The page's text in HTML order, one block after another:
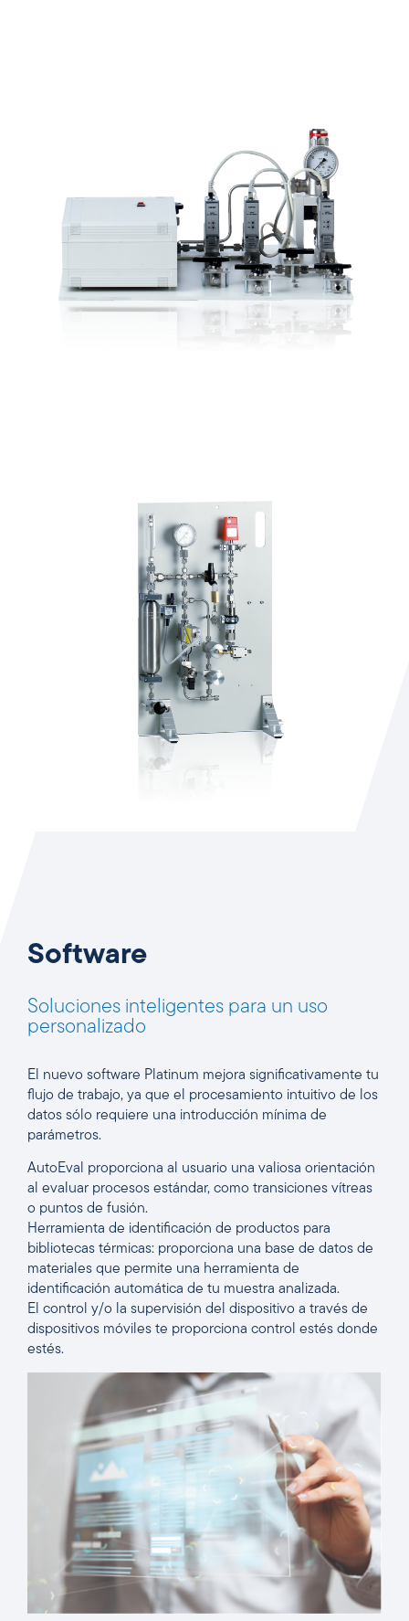
Software
Soluciones inteligentes para un uso
personalizado
El nuevo software Platinum mejora significativamente tu
flujo de trabajo, ya que el procesamiento intuitivo de los
datos sólo requiere una introducción mínima de
parámetros.
AutoEval proporciona al usuario una valiosa orientación
al evaluar procesos estándar, como transiciones vítreas
o puntos de fusión.
Herramienta de identificación de productos para
bibliotecas térmicas: proporciona una base de datos de
materiales que permite una herramienta de
identificación automática de tu muestra analizada.
El control y/o la supervisión del dispositivo a través de
dispositivos móviles te proporciona control estés donde
estés.